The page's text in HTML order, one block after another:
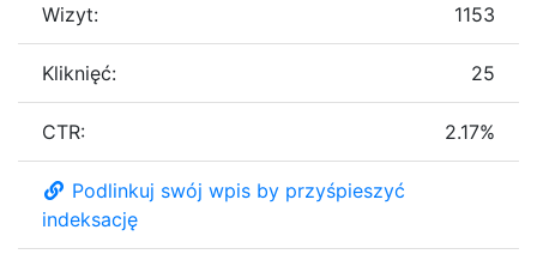
Wizyt: 1153
Kliknięć: 25
CTR: 2.17%
Podlinkuj swój wpis by przyśpieszyć
indeksację